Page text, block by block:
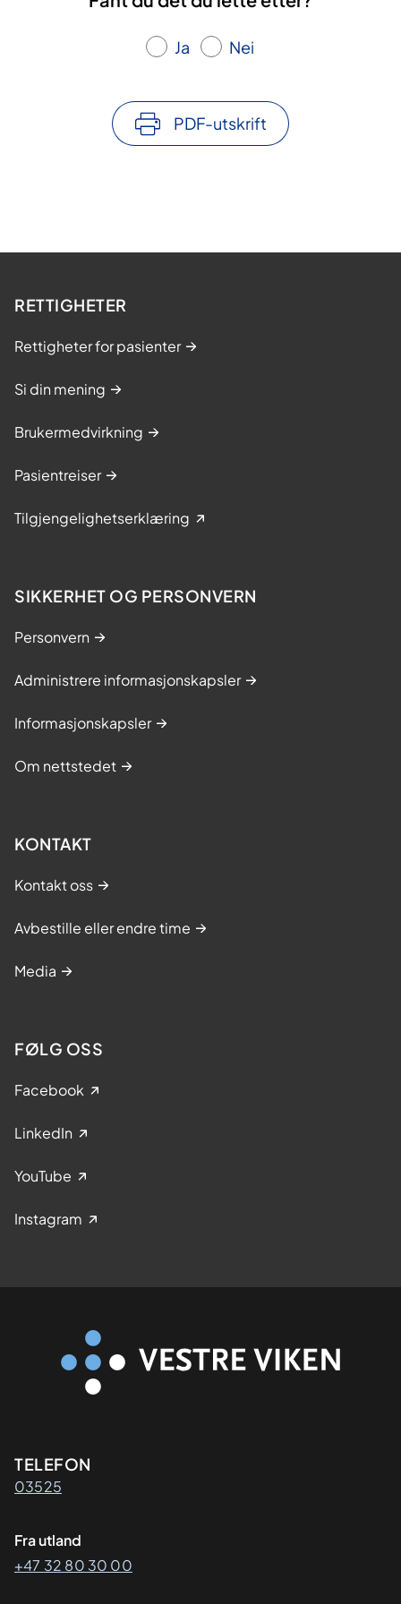
r
n
e
s
i
l
s
i
e
l
i
e
Ja Nei
PDF-utskrift
RETTIGHETER
Rettigheter for pasienter
Si din mening
Brukermedvirkning
Pasientreiser
Tilgjengelighetserklæring
SIKKERHET OG PERSONVERN
Personvern
Administrere informasjonskapsler
Informasjonskapsler
Om nettstedet
KONTAKT
Kontakt oss
Avbestille eller endre time
Media
FØLG OSS
Facebook
LinkedIn
YouTube
Instagram
Kontaktinformasjon
TELEFON
03525
Fra utland
+47 32 80 30 00